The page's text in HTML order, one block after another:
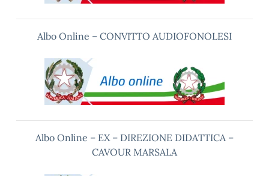
Albo Online – CONVITTO AUDIOFONOLESI
Albo Online – EX – DIREZIONE DIDATTICA –
CAVOUR MARSALA